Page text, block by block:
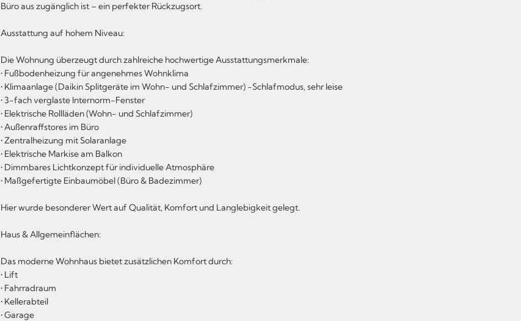
Büro aus zugänglich ist – ein perfekter Rückzugsort.
Ausstattung auf hohem Niveau:
Die Wohnung überzeugt durch zahlreiche hochwertige Ausstattungsmerkmale:
• Fußbodenheizung für angenehmes Wohnklima
• Klimaanlage (Daikin Splitgeräte im Wohn- und Schlafzimmer) -Schlafmodus, sehr leise
• 3-fach verglaste Internorm-Fenster
• Elektrische Rollläden (Wohn- und Schlafzimmer)
• Außenraffstores im Büro
• Zentralheizung mit Solaranlage
• Elektrische Markise am Balkon
• Dimmbares Lichtkonzept für individuelle Atmosphäre
• Maßgefertigte Einbaumöbel (Büro & Badezimmer)
Hier wurde besonderer Wert auf Qualität, Komfort und Langlebigkeit gelegt.
Haus & Allgemeinflächen:
Das moderne Wohnhaus bietet zusätzlichen Komfort durch:
• Lift
• Fahrradraum
• Kellerabteil
• Garage